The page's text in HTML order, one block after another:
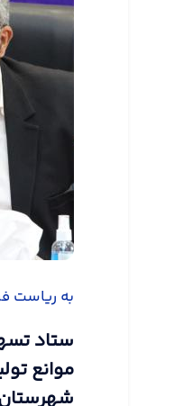
به ریاست
ستاد
موانع
شهرستان